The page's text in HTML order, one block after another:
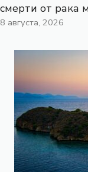
смерти от рака
8 августа, 2026